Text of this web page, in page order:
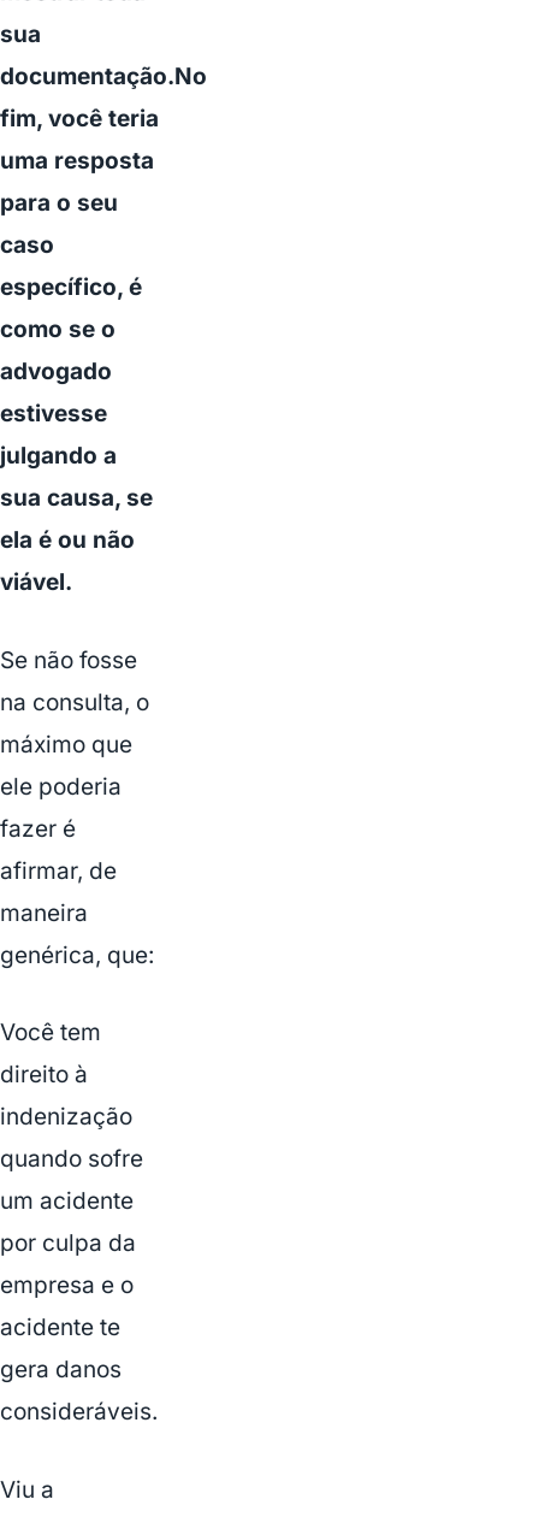
sua
documentação.No
fim, você teria
uma resposta
para o seu
caso
específico, é
como se o
advogado
estivesse
julgando a
sua causa, se
ela é ou não
viável.
Se não fosse
na consulta, o
máximo que
ele poderia
fazer é
afirmar, de
maneira
genérica, que:
Você tem
direito à
indenização
quando sofre
um acidente
por culpa da
empresa e o
acidente te
gera danos
consideráveis.
Viu a